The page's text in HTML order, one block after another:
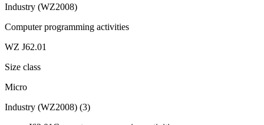
Industry (WZ2008)
Computer programming activities
WZ J62.01
Size class
Micro
Industry (WZ2008) (3)